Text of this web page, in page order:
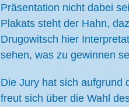
Präsentation nicht dabei
Plakats steht der Hahn,
Drugowitsch hier
sehen, was zu gewinnen
Die Jury hat sich aufgrund
freut sich über die Wahl